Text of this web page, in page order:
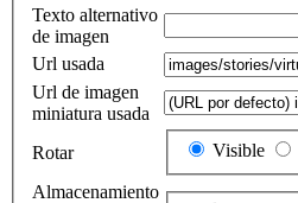
Texto alternativo
de imagen
Url usada
Url de imagen
miniatura usada
Rotar
Visible
Almacenamiento